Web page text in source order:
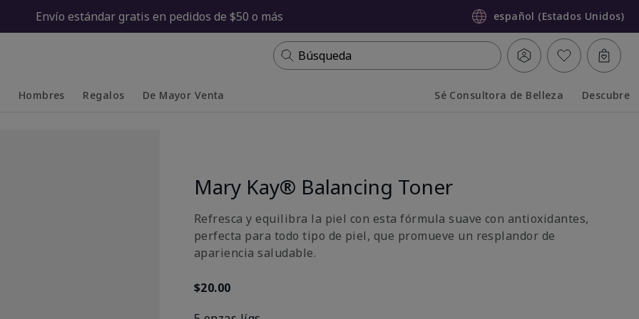
Envío estándar gratis en pedidos de $50 o más español (Estados Unidos)
Búsqueda
Hombres Regalos De Mayor Venta Sé Consultora de Belleza Descubre
Mary Kay® Balancing Toner
Refresca y equilibra la piel con esta fórmula suave con antioxidantes,
perfecta para todo tipo de piel, que promueve un resplandor de
apariencia saludable.
$20.00